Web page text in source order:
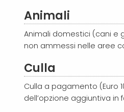
Animali
Animali domestici (cani e
non ammessi nelle aree
Culla
Culla a pagamento (Euro
dell’opzione aggiuntiva in